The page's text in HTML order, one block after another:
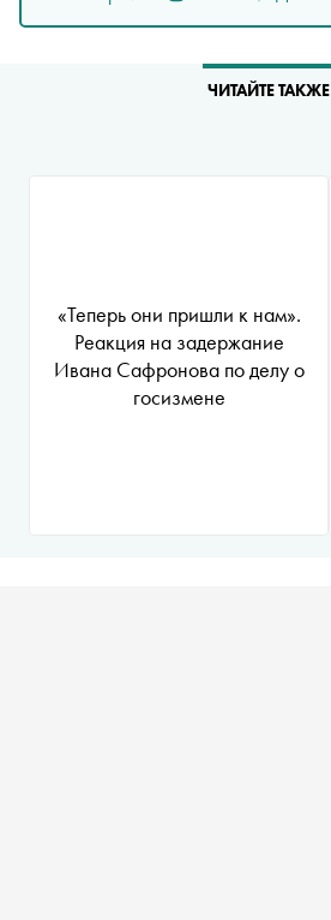
ЧИТАЙТЕ ТАКЖЕ
«Теперь они пришли к нам».
Реакция на задержание
Ивана Сафронова по делу о
госизмене